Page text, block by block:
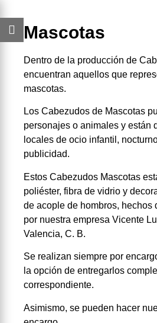
Mascotas
Dentro de la producción de
encuentran aquellos que
mascotas.
Los Cabezudos de Mascotas
personajes o animales y están
locales de ocio infantil,
publicidad.
Estos Cabezudos Mascotas
poliéster, fibra de vidrio y
de acople de hombros, hechos
por nuestra empresa Vicente
Valencia, C. B.
Se realizan siempre por
la opción de entregarlos
correspondiente.
Asimismo, se pueden hacer